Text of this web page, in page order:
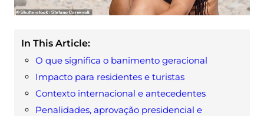
In This Article:
O que significa o banimento geracional
Impacto para residentes e turistas
Contexto internacional e antecedentes
Penalidades, aprovação presidencial e